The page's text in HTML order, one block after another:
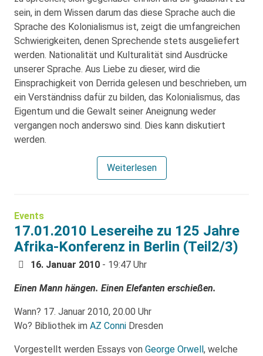
sein, in dem Wissen darum das diese Sprache auch die
Sprache des Kolonialismus ist, zeigt die umfangreichen
Schwierigkeiten, denen Sprechende stets ausgeliefert
werden. Nationalität und Kulturalität sind Ausdrücke
unserer Sprache. Aus Liebe zu dieser, wird die
Einsprachigkeit von Derrida gelesen und beschrieben, um
ein Verständniss dafür zu bilden, das Kolonialismus, das
Eigentum und die Gewalt seiner Aneignung weder
vergangen noch anderswo sind. Dies kann diskutiert
werden.
Weiterlesen
Events
17.01.2010 Lesereihe zu 125 Jahre
Afrika-Konferenz in Berlin (Teil2/3)
16. Januar 2010 - 19:47 Uhr
Einen Mann hängen. Einen Elefanten erschießen.
Wann? 17. Januar 2010, 20.00 Uhr
Wo? Bibliothek im AZ Conni Dresden
Vorgestellt werden Essays von George Orwell, welche